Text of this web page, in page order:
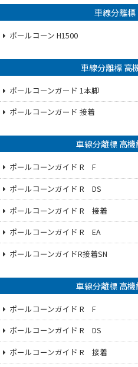
車線分離標
ポールコーン H1500
車線分離標 高
ポールコーンガード 1本脚
ポールコーンガード 接着
車線分離標 高
ポールコーンガイド R F
ポールコーンガイド R DS
ポールコーンガイド R 接着
ポールコーンガイド R EA
ポールコーンガイドR接着SN
車線分離標 高
ポールコーンガイド R F
ポールコーンガイド R DS
ポールコーンガイド R 接着